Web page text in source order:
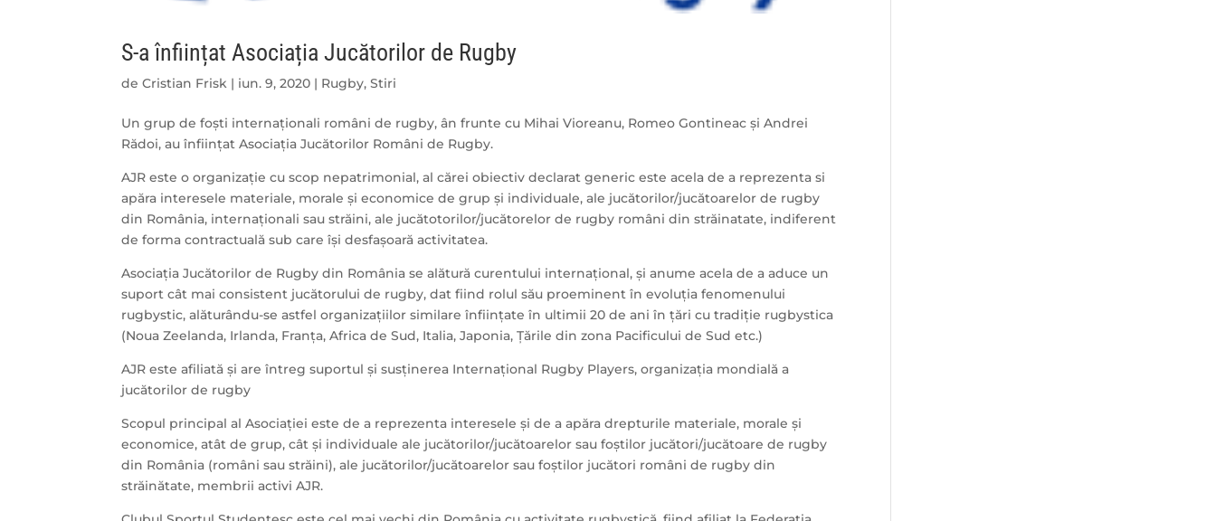
S-a înființat Asociația Jucătorilor de Rugby
deCristian Frisk | iun. 9, 2020 | Rugby,Stiri
Un grup de foști internaționali români de rugby, ân frunte cu Mihai Vioreanu, Romeo Gontineac și Andrei
Rădoi, au înființat Asociația Jucătorilor Români de Rugby.
AJR este o organizație cu scop nepatrimonial, al cărei obiectiv declarat generic este acela de a reprezenta si
apăra interesele materiale, morale și economice de grup și individuale, ale jucătorilor/jucătoarelor de rugby
din România, internaționali sau străini, ale jucătotorilor/jucătorelor de rugby români din străinatate, indiferent
de forma contractuală sub care își desfașoară activitatea.
Asociația Jucătorilor de Rugby din România se alătură curentului internațional, și anume acela de a aduce un
suport cât mai consistent jucătorului de rugby, dat fiind rolul său proeminent în evoluția fenomenului
rugbystic, alăturându-se astfel organizațiilor similare înființate în ultimii 20 de ani în țări cu tradiție rugbystica
(Noua Zeelanda, Irlanda, Franța, Africa de Sud, Italia, Japonia, Țările din zona Pacificului de Sud etc.)
AJR este afiliată și are întreg suportul și susținerea Internațional Rugby Players, organizația mondială a
jucătorilor de rugby
Scopul principal al Asociației este de a reprezenta interesele și de a apăra drepturile materiale, morale și
economice, atât de grup, cât și individuale ale jucătorilor/jucătoarelor sau foștilor jucători/jucătoare de rugby
din România (români sau străini), ale jucătorilor/jucătoarelor sau foștilor jucători români de rugby din
străinătate, membrii activi AJR.